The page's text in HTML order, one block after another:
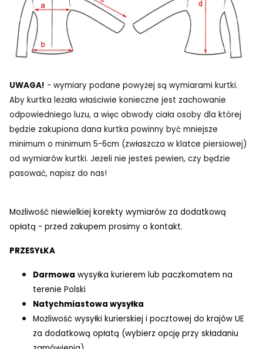
UWAGA! - wymiary podane powyżej są wymiarami kurtki.
Aby kurtka leżała właściwie konieczne jest zachowanie
odpowiedniego luzu, a więc obwody ciała osoby dla której
będzie zakupiona dana kurtka powinny być mniejsze
minimum o minimum 5-6cm (zwłaszcza w klatce piersiowej)
od wymiarów kurtki. Jeżeli nie jesteś pewien, czy będzie
pasować, napisz do nas!
Możliwość niewielkiej korekty wymiarów za dodatkową
opłatą - przed zakupem prosimy o kontakt.
PRZESYŁKA
Darmowa wysyłka kurierem lub paczkomatem na
terenie Polski
Natychmiastowa wysyłka
Możliwość wysyłki kurierskiej i pocztowej do krajów UE
za dodatkową opłatą (wybierz opcję przy składaniu